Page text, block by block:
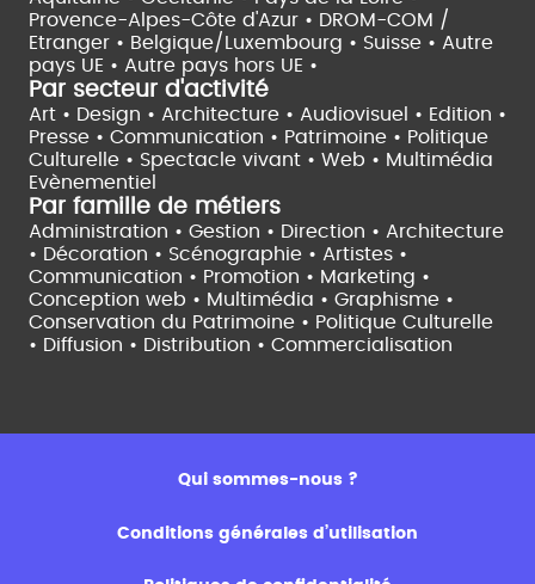
Provence-Alpes-Côte d'Azur • DROM-COM /
Etranger • Belgique/Luxembourg • Suisse • Autre
pays UE • Autre pays hors UE •
Par secteur d'activité
Art • Design • Architecture • Audiovisuel • Edition •
Presse • Communication • Patrimoine • Politique
Culturelle • Spectacle vivant • Web • Multimédia
Evènementiel
Par famille de métiers
Administration • Gestion • Direction • Architecture
• Décoration • Scénographie • Artistes •
Communication • Promotion • Marketing •
Conception web • Multimédia • Graphisme •
Conservation du Patrimoine • Politique Culturelle
• Diffusion • Distribution • Commercialisation
Qui sommes-nous ?
Conditions générales d’utilisation